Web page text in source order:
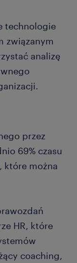
technologie
związanym
analizę
przez
69% czasu
które można
HR, które
coaching,